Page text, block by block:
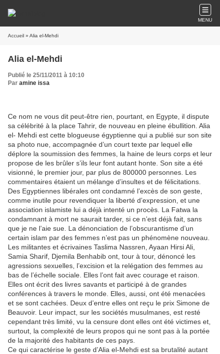
MENU
Accueil » Alia el-Mehdi
Alia el-Mehdi
Publié le 25/11/2011 à 10:10
Par amine issa
Ce nom ne vous dit peut-être rien, pourtant, en Egypte, il dispute
sa célébrité à la place Tahrir, de nouveau en pleine ébullition. Alia
el- Mehdi est cette blogueuse égyptienne qui a publié sur son site
sa photo nue, accompagnée d’un court texte par lequel elle
déplore la soumission des femmes, la haine de leurs corps et leur
propose de les brûler s’ils leur font autant honte. Son site a été
visionné, le premier jour, par plus de 800000 personnes. Les
commentaires étaient un mélange d’insultes et de félicitations.
Des Egyptiennes libérales ont condamné l’excès de son geste,
comme inutile pour revendiquer la liberté d’expression, et une
association islamiste lui a déjà intenté un procès. La Fatwa la
condamnant à mort ne saurait tarder, si ce n’est déjà fait, sans
que je ne l’aie sue. La dénonciation de l’obscurantisme d’un
certain islam par des femmes n’est pas un phénomène nouveau.
Les militantes et écrivaines Taslima Nassren, Ayaan Hirsi Ali,
Samia Sharif, Djemila Benhabib ont, tour à tour, dénoncé les
agressions sexuelles, l’excision et la relégation des femmes au
bas de l’échelle sociale. Elles l’ont fait avec courage et raison.
Elles ont écrit des livres savants et participé à de grandes
conférences à travers le monde. Elles, aussi, ont été menacées
et se sont cachées. Deux d’entre elles ont reçu le prix Simone de
Beauvoir. Leur impact, sur les sociétés musulmanes, est resté
cependant très limité, vu la censure dont elles ont été victimes et,
surtout, la complexité de leurs propos qui ne sont pas à la portée
de la majorité des habitants de ces pays.
Ce qui caractérise le geste d’Alia el-Mehdi est sa brutalité autant